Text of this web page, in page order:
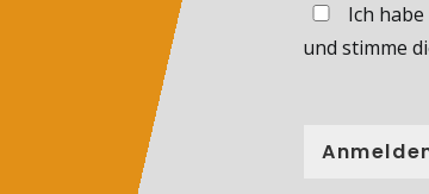
Ich
und stimme